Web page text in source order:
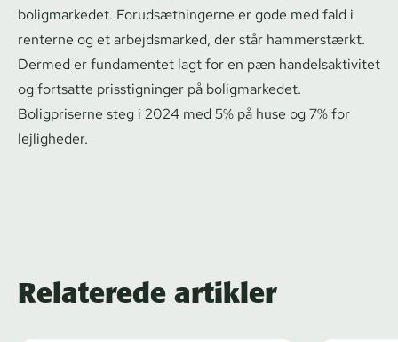
boligmarkedet. For­ud­sæt­nin­ger­ne er gode med fald i
renterne og et arbejdsmarked, der står hammerstærkt.
Dermed er fundamentet lagt for en pæn han­del­sak­ti­vi­tet
og fortsatte prisstigninger på boligmarkedet.
Boligpriserne steg i 2024 med 5% på huse og 7% for
lejligheder.
Relaterede artikler